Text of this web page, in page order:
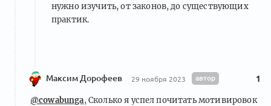
нужно изучить, от законов, до существующих
практик.
Максим Дорофеев 29 ноября 2023 автор 1
@cowabunga, Сколько я успел почитать мотивировок